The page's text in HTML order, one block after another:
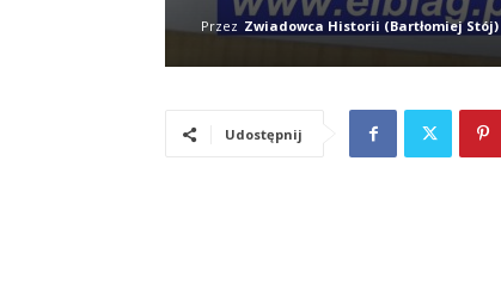
Przez Zwiadowca Historii (Bartłomiej Stój)
Udostępnij